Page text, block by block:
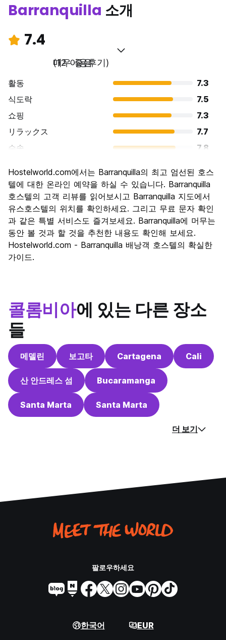
Barranquilla 소개
7.4
매우 좋음
(12 이용후기)
활동
7.3
식도락
7.5
쇼핑
7.3
リラックス
7.7
수송
7.8
문화
7.2
나이트 라이프
8.5
가격 대비 만족도
7.3
Hostelworld.com에서는 Barranquilla의 최고 엄선된 호스
텔에 대한 온라인 예약을 하실 수 있습니다. Barranquilla
호스텔의 고객 리뷰를 읽어보시고 Barranquilla 지도에서
유스호스텔의 위치를 확인하세요. 그리고 무료 문자 확인
과 같은 특별 서비스도 즐겨보세요. Barranquilla에 머무는
동안 볼 것과 할 것을 추천한 내용도 확인해 보세요.
Hostelworld.com - Barranquilla 배낭객 호스텔의 확실한
가이드.
콜롬비아에 있는 다른 장소
들
메델린 보고타 Cartagena Cali
산 안드레스 섬 Bucaramanga
Santa Marta Santa Marta
더 보기
팔로우하세요
한국어 EUR